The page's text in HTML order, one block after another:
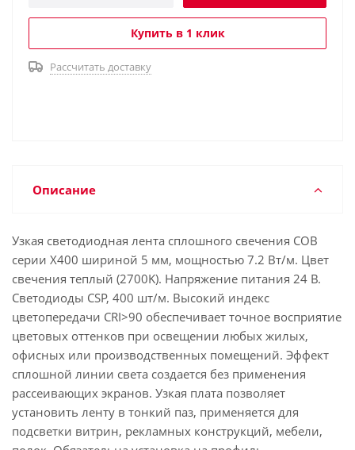
Купить в 1 клик
Рассчитать доставку
Описание
Узкая светодиодная лента сплошного свечения COB
серии X400 шириной 5 мм, мощностью 7.2 Вт/м. Цвет
свечения теплый (2700K). Напряжение питания 24 В.
Светодиоды CSP, 400 шт/м. Высокий индекс
цветопередачи CRI>90 обеспечивает точное восприятие
цветовых оттенков при освещении любых жилых,
офисных или производственных помещений. Эффект
сплошной линии света создается без применения
рассеивающих экранов. Узкая плата позволяет
установить ленту в тонкий паз, применяется для
подсветки витрин, рекламных конструкций, мебели,